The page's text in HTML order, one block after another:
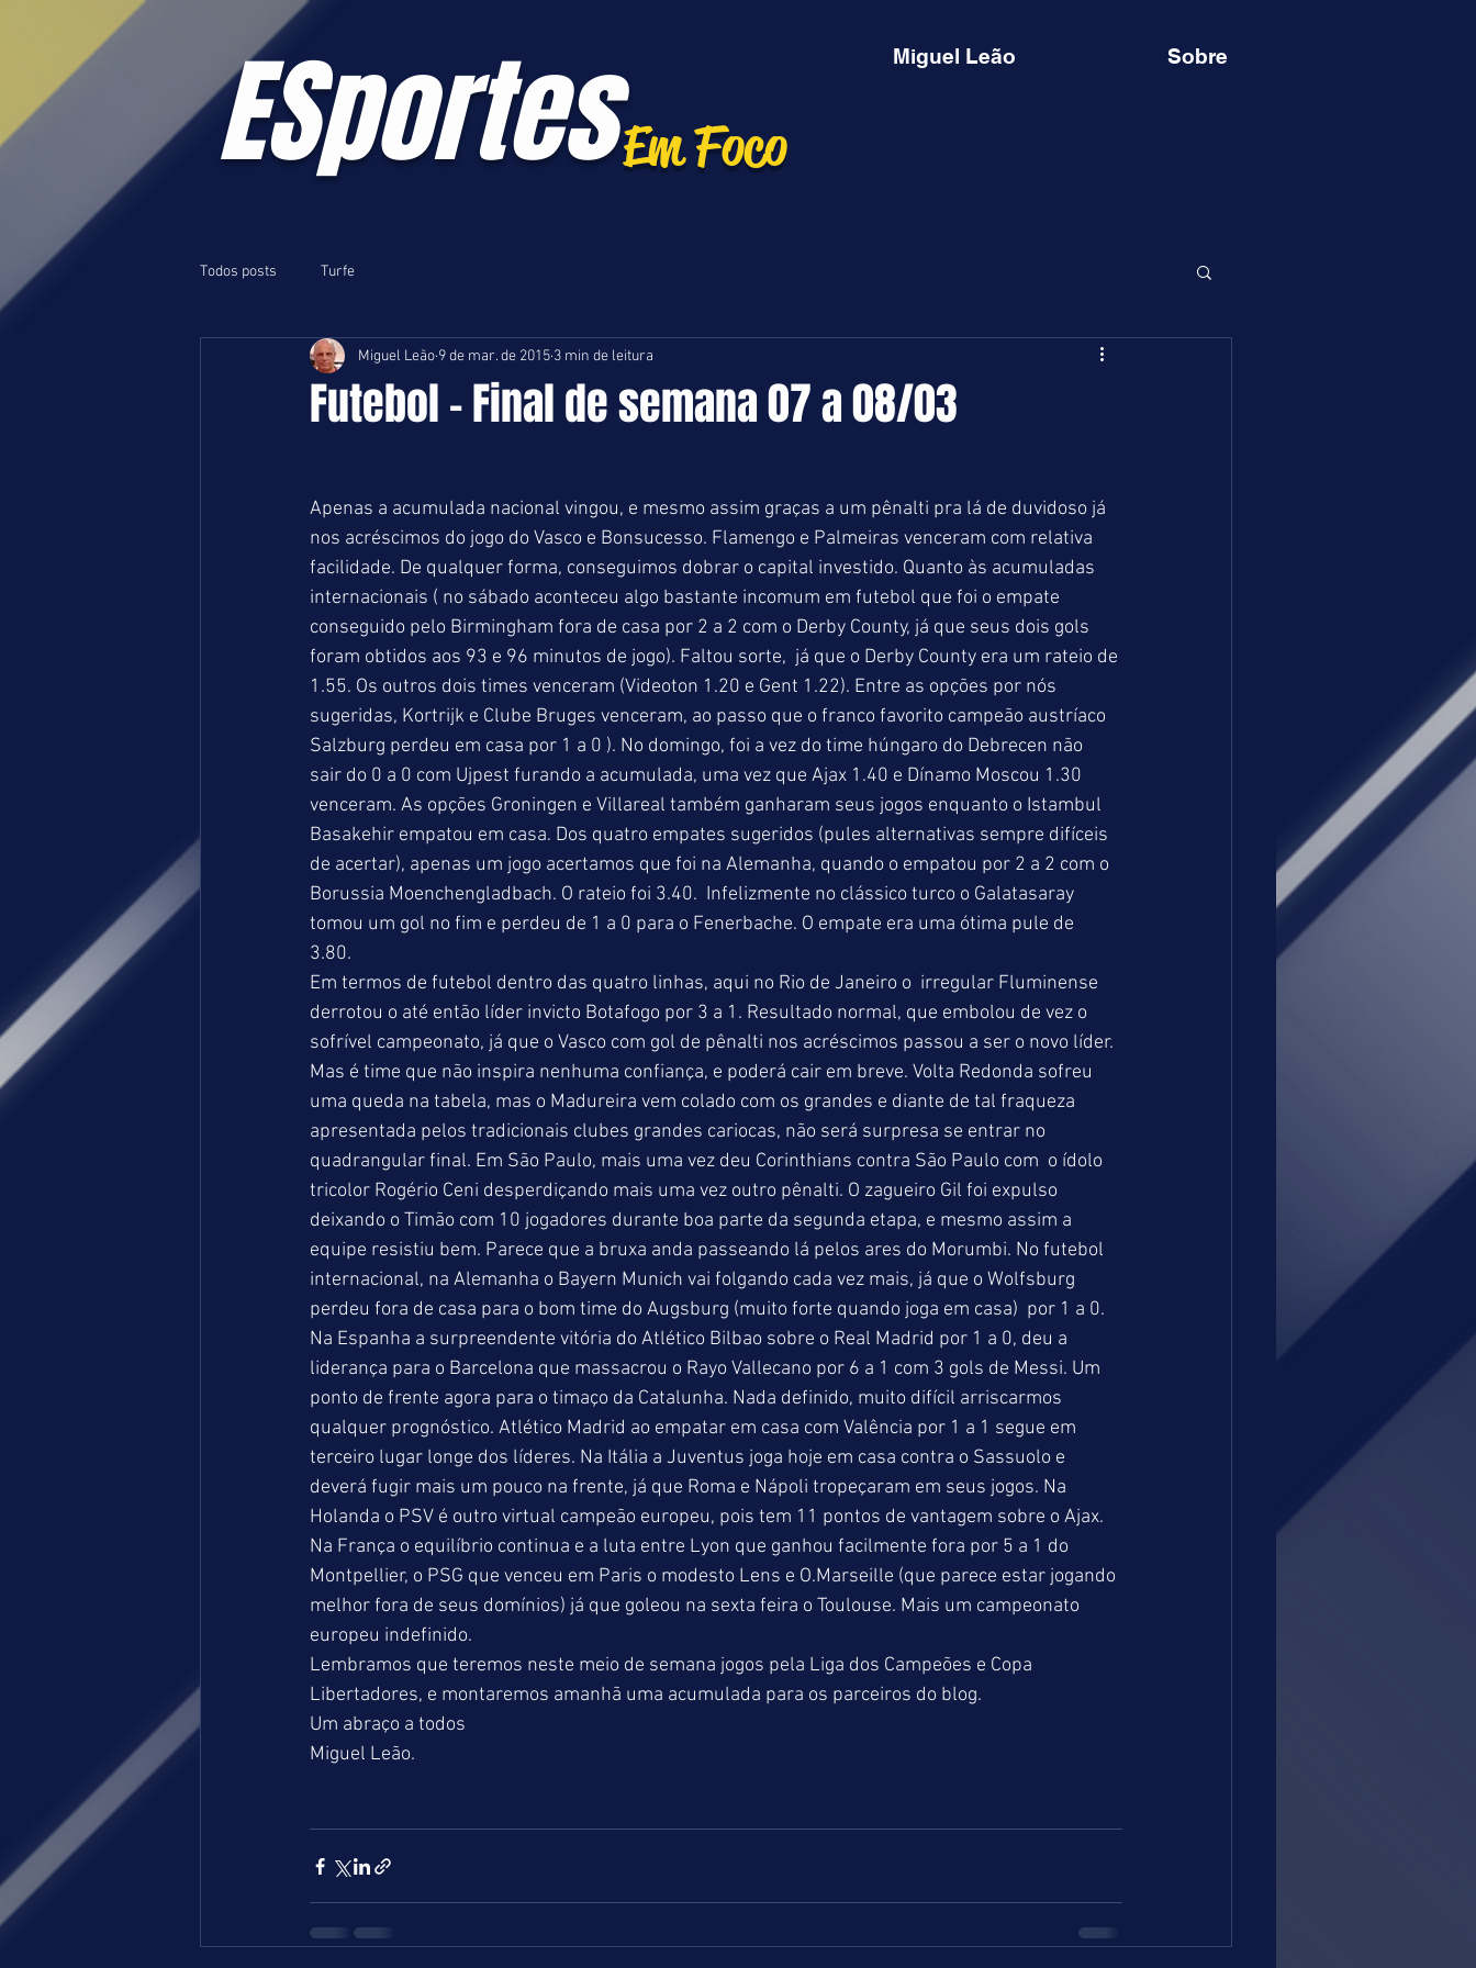
ESportesEm Foco
Miguel Leão Sobre
Todos posts Turfe
Futebol - Final de semana 07 a 08/03
Miguel Leão 9 de mar. de 2015 3 min de leitura
Apenas a acumulada nacional vingou, e mesmo assim graças a um pênalti pra lá de duvidoso já
nos acréscimos do jogo do Vasco e Bonsucesso. Flamengo e Palmeiras venceram com relativa
facilidade. De qualquer forma, conseguimos dobrar o capital investido. Quanto às acumuladas
internacionais ( no sábado aconteceu algo bastante incomum em futebol que foi o empate
conseguido pelo Birmingham fora de casa por 2 a 2 com o Derby County, já que seus dois gols
foram obtidos aos 93 e 96 minutos de jogo). Faltou sorte,  já que o Derby County era um rateio de
1.55. Os outros dois times venceram (Videoton 1.20 e Gent 1.22). Entre as opções por nós
sugeridas, Kortrijk e Clube Bruges venceram, ao passo que o franco favorito campeão austríaco
Salzburg perdeu em casa por 1 a 0 ). No domingo, foi a vez do time húngaro do Debrecen não
sair do 0 a 0 com Ujpest furando a acumulada, uma vez que Ajax 1.40 e Dínamo Moscou 1.30
venceram. As opções Groningen e Villareal também ganharam seus jogos enquanto o Istambul
Basakehir empatou em casa. Dos quatro empates sugeridos (pules alternativas sempre difíceis
de acertar), apenas um jogo acertamos que foi na Alemanha, quando o empatou por 2 a 2 com o
Borussia Moenchengladbach. O rateio foi 3.40.  Infelizmente no clássico turco o Galatasaray
tomou um gol no fim e perdeu de 1 a 0 para o Fenerbache. O empate era uma ótima pule de
3.80.
Em termos de futebol dentro das quatro linhas, aqui no Rio de Janeiro o  irregular Fluminense
derrotou o até então líder invicto Botafogo por 3 a 1. Resultado normal, que embolou de vez o
sofrível campeonato, já que o Vasco com gol de pênalti nos acréscimos passou a ser o novo líder.
Mas é time que não inspira nenhuma confiança, e poderá cair em breve. Volta Redonda sofreu
uma queda na tabela, mas o Madureira vem colado com os grandes e diante de tal fraqueza
apresentada pelos tradicionais clubes grandes cariocas, não será surpresa se entrar no
quadrangular final. Em São Paulo, mais uma vez deu Corinthians contra São Paulo com  o ídolo
tricolor Rogério Ceni desperdiçando mais uma vez outro pênalti. O zagueiro Gil foi expulso
deixando o Timão com 10 jogadores durante boa parte da segunda etapa, e mesmo assim a
equipe resistiu bem. Parece que a bruxa anda passeando lá pelos ares do Morumbi. No futebol
internacional, na Alemanha o Bayern Munich vai folgando cada vez mais, já que o Wolfsburg
perdeu fora de casa para o bom time do Augsburg (muito forte quando joga em casa)  por 1 a 0.
Na Espanha a surpreendente vitória do Atlético Bilbao sobre o Real Madrid por 1 a 0, deu a
liderança para o Barcelona que massacrou o Rayo Vallecano por 6 a 1 com 3 gols de Messi. Um
ponto de frente agora para o timaço da Catalunha. Nada definido, muito difícil arriscarmos
qualquer prognóstico. Atlético Madrid ao empatar em casa com Valência por 1 a 1 segue em
terceiro lugar longe dos líderes. Na Itália a Juventus joga hoje em casa contra o Sassuolo e
deverá fugir mais um pouco na frente, já que Roma e Nápoli tropeçaram em seus jogos. Na
Holanda o PSV é outro virtual campeão europeu, pois tem 11 pontos de vantagem sobre o Ajax.
Na França o equilíbrio continua e a luta entre Lyon que ganhou facilmente fora por 5 a 1 do
Montpellier, o PSG que venceu em Paris o modesto Lens e O.Marseille (que parece estar jogando
melhor fora de seus domínios) já que goleou na sexta feira o Toulouse. Mais um campeonato
europeu indefinido.
Lembramos que teremos neste meio de semana jogos pela Liga dos Campeões e Copa
Libertadores, e montaremos amanhã uma acumulada para os parceiros do blog.
Um abraço a todos
Miguel Leão.